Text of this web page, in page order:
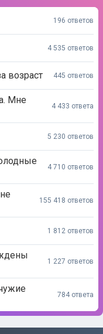
196 ответов
4 535 ответов
возраст 445 ответов
Мне
4 433 ответа
5 230 ответов
4 710 ответов
155 418 ответов
1 812 ответов
1 227 ответов
784 ответа